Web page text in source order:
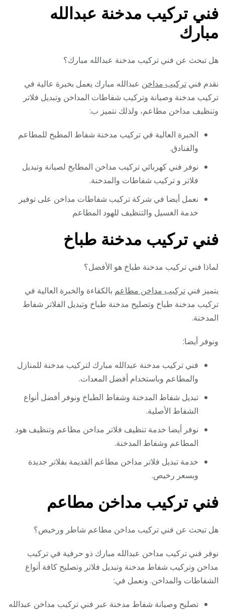
فني تركيب مدخنة عبدالله
مبارك
هل تبحث عن فني تركيب مدخنة عبدالله مبارك؟
نقدم فنيتركيب مداخن عبدالله مبارك يعمل بخبرة عالية في
تركيب مدخنة وصيانة وتركيب شفاطات المداخن وتبديل فلاتر
وتنظيف مداخن مطاعم، ولذلك نتميز ب:
الخبرة العالية في تركيب مدخنة شفاط المطبخ للمطاعم
والفنادق.
نوفر فني كهربائي تركيب مداخن المطابخ لصيانة وتبديل
فلاتر و تركيب شفاطات والمدخنة.
نعمل أيضا في شركة تركيب شفاطات مداخن على توفير
خدمة الغسيل والتنظيف للهود المطاعم
فني تركيب مدخنة طباخ
لماذا فني تركيب مدخنة طباخ هو الأفضل؟
يتميز فنيتركيب مداخن مطاعم بالكفاءة والخبرة العالية في
تركيب مدخنة طباخ وتصليح مدخنة طباخ وتبديل الفلاتر شفاط
المدخنة.
ونوفر أيضا:
فني تركيب مدخنة عبدالله مبارك لتركيب مدخنة للمنازل
والمطاعم وباستخدام أفضل المعدات.
تبديل شفاط المدخنة وشفاط الطباخ ونوفر أفضل أنواع
الشفاط الأصلية.
نوفر أيضا خدمة تنظيف فلاتر مداخن مطاعم وتنظيف هود
المطاعم وشفاط المدخنة.
خدمة تبديل فلاتر مداخن مطاعم القديمة بفلاتر جديدة
وبسعر رخيص.
فني تركيب مداخن مطاعم
هل تبحث عن فني تركيب مداخن مطاعم شاطر ورخيص؟
نوفر فني تركيب مداخن عبدالله مبارك ذو حرفية في تركيب
مداخن وتركيب شفاط مدخنة وتبديل فلاتر وتصليح كافة أنواع
الشفاطات والمداخن. ونعمل في:
تصليح وصيانة شفاط مدخنة عبر فني تركيب مداخن عبدالله